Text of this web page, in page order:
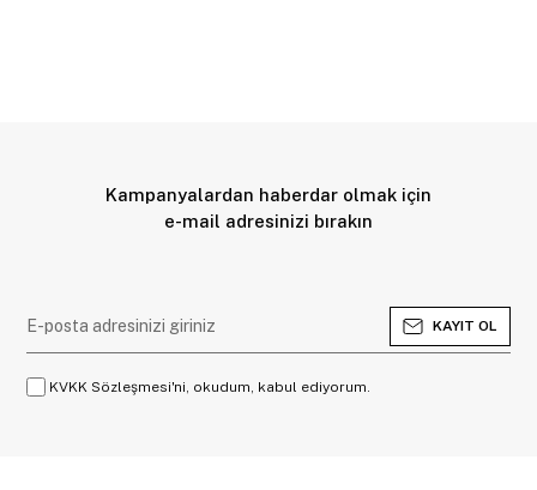
Kampanyalardan haberdar olmak için
e-mail adresinizi bırakın
KAYIT OL
KVKK Sözleşmesi'ni, okudum, kabul ediyorum.